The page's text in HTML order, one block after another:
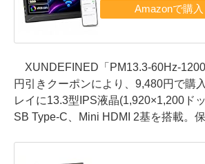
XUNDEFINED「PM13.3-60Hz-
円引きクーポンにより、9,480円で購
レイに13.3型IPS液晶(1,920×1,200ド
SB Type-C、Mini HDMI 2基を搭載。